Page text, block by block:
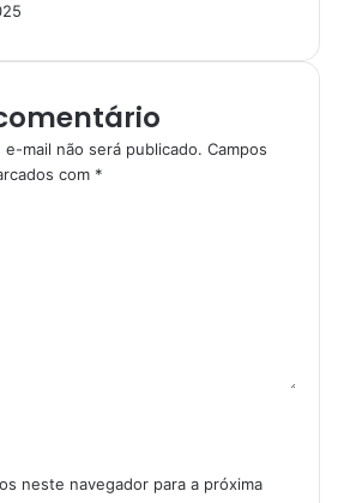
mail não será publicado. Campos
com *
neste navegador para a próxima